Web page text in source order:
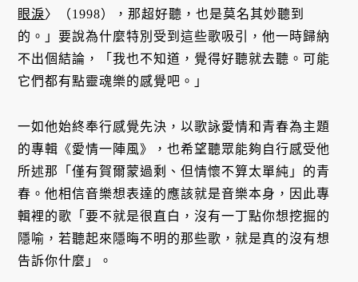
眼淚〉（1998），那超好聽，也是莫名其妙聽到
的。」要說為什麼特別受到這些歌吸引，他一時歸納
不出個結論，「我也不知道，覺得好聽就去聽。可能
它們都有點靈魂樂的感覺吧。」
一如他始終奉行感覺先決，以歌詠愛情和青春為主題
的專輯《愛情一陣風》，也希望聽眾能夠自行感受他
所述那「僅有賀爾蒙過剩、但情懷不算太單純」的青
春。他相信⾳樂想表達的應該就是⾳樂本⾝，因此專
輯裡的歌「要不就是很直⽩，沒有⼀丁點你想挖掘的
隱喻，若聽起來隱晦不明的那些歌，就是真的沒有想
告訴你什麼」。